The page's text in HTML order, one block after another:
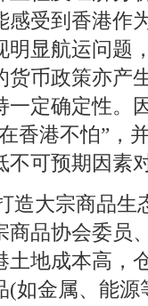
感受到香港作
明显航运问题
货币政策亦产
一定确定性。
香港不怕”，
不可预期因素
造大宗商品生
商品协会委员
土地成本高，
(如金属、能